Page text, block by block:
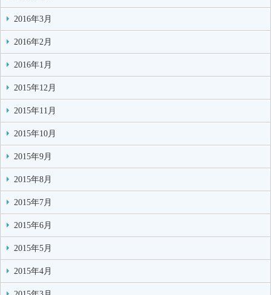
2016年3月
2016年2月
2016年1月
2015年12月
2015年11月
2015年10月
2015年9月
2015年8月
2015年7月
2015年6月
2015年5月
2015年4月